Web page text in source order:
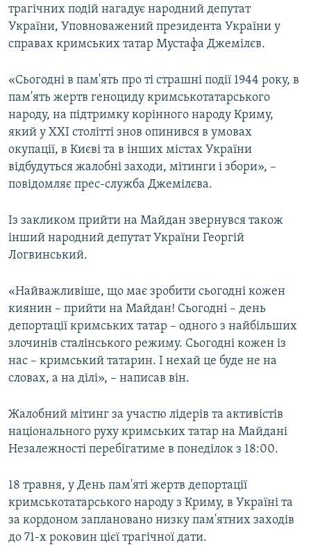
трагічних подій нагадує народний депутат
України, Уповноважений президента України у
справах кримських татар Мустафа Джемілєв.
«Сьогодні в пам'ять про ті страшні події 1944 року, в
пам'ять жертв геноциду кримськотатарського
народу, на підтримку корінного народу Криму,
який у XXI столітті знов опинився в умовах
окупації, в Києві та в інших містах України
відбудуться жалобні заходи, мітинги і збори», –
повідомляє прес-служба Джемілєва.
Із закликом прийти на Майдан звернувся також
інший народний депутат України Георгій
Логвинський.
«Найважливіше, що має зробити сьогодні кожен
киянин – прийти на Майдан! Сьогодні – день
депортації кримських татар – одного з найбільших
злочинів сталінського режиму. Сьогодні кожен із
нас – кримський татарин. І нехай це буде не на
словах, а на ділі», – написав він.
Жалобний мітинг за участю лідерів та активістів
національного руху кримських татар на Майдані
Незалежності перебігатиме в понеділок з 18:00.
18 травня, у День пам'яті жертв депортації
кримськотатарського народу з Криму, в Україні та
за кордоном заплановано низку пам'ятних заходів
до 71-х роковин цієї трагічної дати.